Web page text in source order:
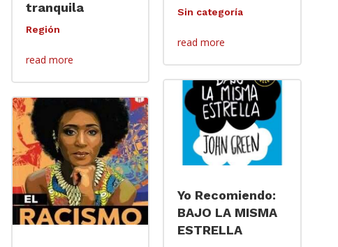
tranquila
Región
read more
Sin categoría
read more
Yo Recomiendo:
BAJO LA MISMA
ESTRELLA